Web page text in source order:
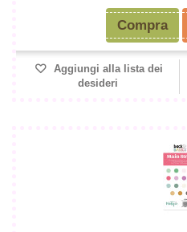
Compra
Aggiungi alla lista dei
desideri